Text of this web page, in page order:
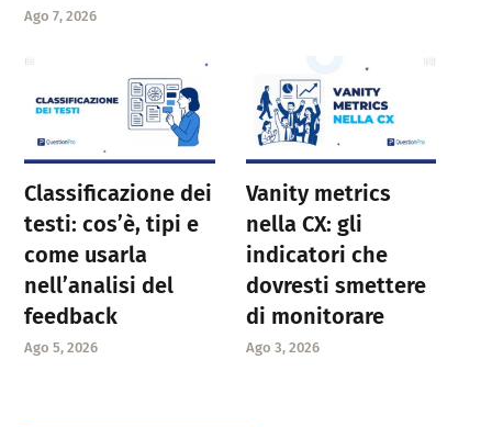
Ago 7, 2026
Classificazione dei
testi: cos’è, tipi e
come usarla
nell’analisi del
feedback
Ago 5, 2026
Vanity metrics
nella CX: gli
indicatori che
dovresti smettere
di monitorare
Ago 3, 2026